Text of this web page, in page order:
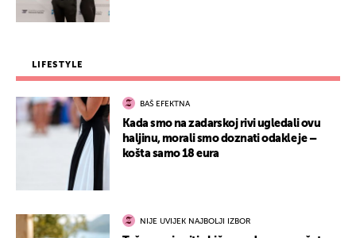
LIFESTYLE
BAŠ EFEKTNA
Kada smo na zadarskoj rivi ugledali ovu
haljinu, morali smo doznati odakle je –
košta samo 18 eura
NIJE UVIJEK NAJBOLJI IZBOR